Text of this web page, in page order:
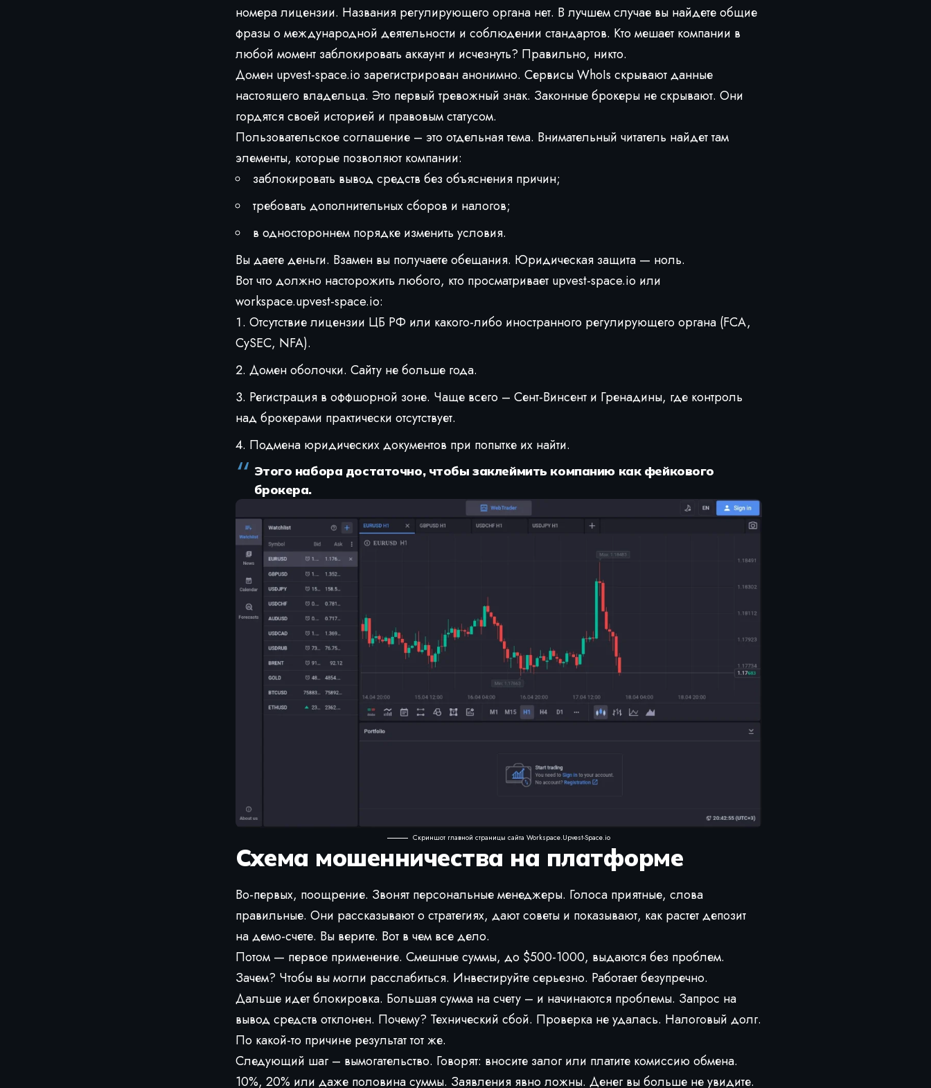
номера лицензии. Названия регулирующего органа нет. В лучшем случае вы найдете общие
фразы о международной деятельности и соблюдении стандартов. Кто мешает компании в
любой момент заблокировать аккаунт и исчезнуть? Правильно, никто.
Домен upvest-space.io зарегистрирован анонимно. Сервисы WhoIs скрывают данные
настоящего владельца. Это первый тревожный знак. Законные брокеры не скрывают. Они
гордятся своей историей и правовым статусом.
Пользовательское соглашение – это отдельная тема. Внимательный читатель найдет там
элементы, которые позволяют компании:
заблокировать вывод средств без объяснения причин;
требовать дополнительных сборов и налогов;
в одностороннем порядке изменить условия.
Вы даете деньги. Взамен вы получаете обещания. Юридическая защита — ноль.
Вот что должно насторожить любого, кто просматривает upvest-space.io или
workspace.upvest-space.io:
Отсутствие лицензии ЦБ РФ или какого-либо иностранного регулирующего органа (FCA,
CySEC, NFA).
Домен оболочки. Сайту не больше года.
Регистрация в оффшорной зоне. Чаще всего – Сент-Винсент и Гренадины, где контроль
над брокерами практически отсутствует.
Подмена юридических документов при попытке их найти.
Этого набора достаточно, чтобы заклеймить компанию как фейкового
брокера.
Скриншот главной страницы сайта Workspace.Upvest-Space.io
Схема мошенничества на платформе
Во-первых, поощрение. Звонят персональные менеджеры. Голоса приятные, слова
правильные. Они рассказывают о стратегиях, дают советы и показывают, как растет депозит
на демо-счете. Вы верите. Вот в чем все дело.
Потом — первое применение. Смешные суммы, до $500-1000, выдаются без проблем.
Зачем? Чтобы вы могли расслабиться. Инвестируйте серьезно. Работает безупречно.
Дальше идет блокировка. Большая сумма на счету – и начинаются проблемы. Запрос на
вывод средств отклонен. Почему? Технический сбой. Проверка не удалась. Налоговый долг.
По какой-то причине результат тот же.
Следующий шаг – вымогательство. Говорят: вносите залог или платите комиссию обмена.
10%, 20% или даже половина суммы. Заявления явно ложны. Денег вы больше не увидите.